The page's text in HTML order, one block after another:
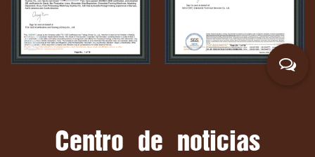
Centro de noticias